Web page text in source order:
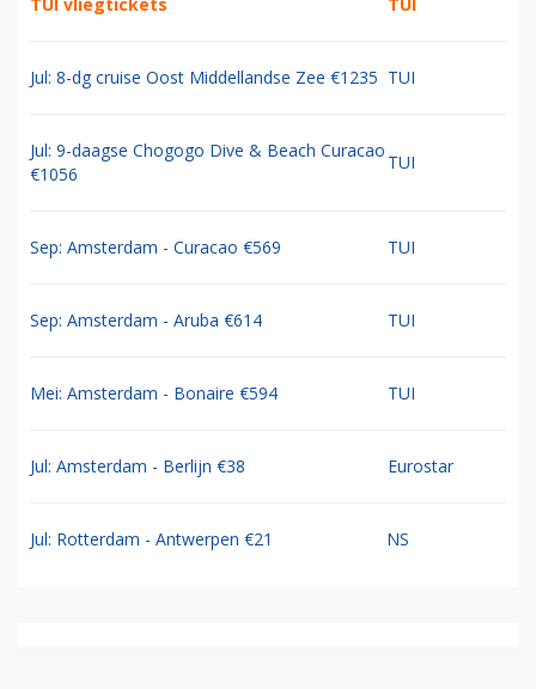
Jul: 8-dg cruise Oost Middellandse Zee €1235 TUI
Jul: 9-daagse Chogogo Dive & Beach Curacao
€1056
TUI
Sep: Amsterdam - Curacao €569 TUI
Sep: Amsterdam - Aruba €614 TUI
Mei: Amsterdam - Bonaire €594 TUI
Jul: Amsterdam - Berlijn €38 Eurostar
Jul: Rotterdam - Antwerpen €21 NS